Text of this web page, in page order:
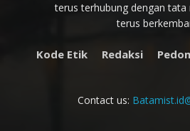
terus terhubung dengan
terus
Kode Etik Redaksi
Contact us: